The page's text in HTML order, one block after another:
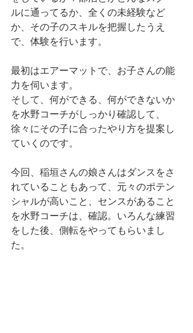
ルに通ってるか、全くの未経験など
か、その子のスキルを把握したうえ
で、体験を行います。
最初はエアーマットで、お子さんの能
力を伺います。
そして、何ができる、何ができないか
を水野コーチがしっかり確認して、
徐々にその子に合ったやり方を提案し
ていくのです。
今回、稲垣さんの娘さんはダンスをさ
れていることもあって、元々のポテン
シャルが高いこと、センスがあること
を水野コーチは、確認。いろんな練習
をした後、側転をやってもらいまし
た。